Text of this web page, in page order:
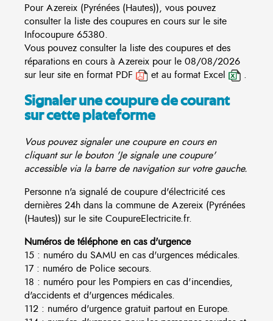
Pour Azereix (Pyrénées (Hautes)), vous pouvez
consulter la liste des coupures en cours sur le site
Infocoupure 65380.
Vous pouvez consulter la liste des coupures et des
réparations en cours à Azereix pour le 08/08/2026
sur leur site en format PDF
et au format Excel .
Signaler une coupure de courant
sur cette plateforme
Vous pouvez signaler une coupure en cours en
cliquant sur le bouton 'Je signale une coupure'
accessible via la barre de navigation sur votre gauche.
Personne n'a signalé de coupure d'électricité ces
dernières 24h dans la commune de Azereix (Pyrénées
(Hautes)) sur le site CoupureElectricite.fr.
Numéros de téléphone en cas d'urgence
15 : numéro du SAMU en cas d'urgences médicales.
17 : numéro de Police secours.
18 : numéro pour les Pompiers en cas d'incendies,
d'accidents et d'urgences médicales.
112 : numéro d'urgence gratuit partout en Europe.